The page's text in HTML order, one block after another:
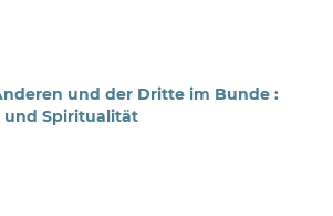
und der Dritte im Bunde :
und Spiritualität